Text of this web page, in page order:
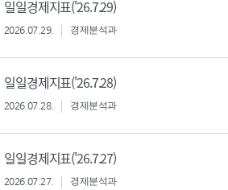
일일경제지표('26.7.29)
2026.07.29. 경제분석과
일일경제지표('26.7.28)
2026.07.28. 경제분석과
일일경제지표('26.7.27)
2026.07.27. 경제분석과